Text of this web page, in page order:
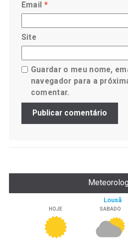
Email *
Site
Guardar o meu nome,
navegador para a
comentar.